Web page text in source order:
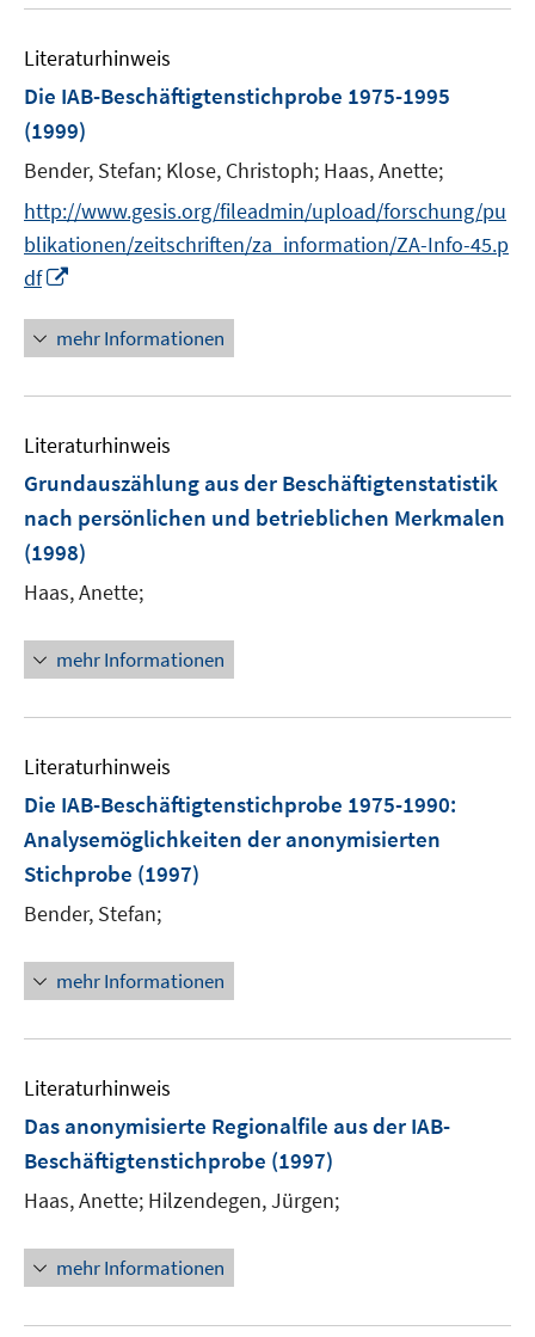
n
Literaturhinweis
Die IAB-Beschäftigtenstichprobe 1975-1995
(1999)
Bender, Stefan; Klose, Christoph; Haas, Anette;
http://www.gesis.org/fileadmin/upload/forschung/pu
blikationen/zeitschriften/za_information/ZA-Info-45.p
df
n
e
u
m
F
n
s
r
ö
n
n
mehr Informationen
Literaturhinweis
Grundauszählung aus der Beschäftigtenstatistik
nach persönlichen und betrieblichen Merkmalen
(1998)
Haas, Anette;
mehr Informationen
Literaturhinweis
Die IAB-Beschäftigtenstichprobe 1975-1990:
Analysemöglichkeiten der anonymisierten
Stichprobe (1997)
Bender, Stefan;
mehr Informationen
Literaturhinweis
Das anonymisierte Regionalfile aus der IAB-
Beschäftigtenstichprobe (1997)
Haas, Anette; Hilzendegen, Jürgen;
mehr Informationen